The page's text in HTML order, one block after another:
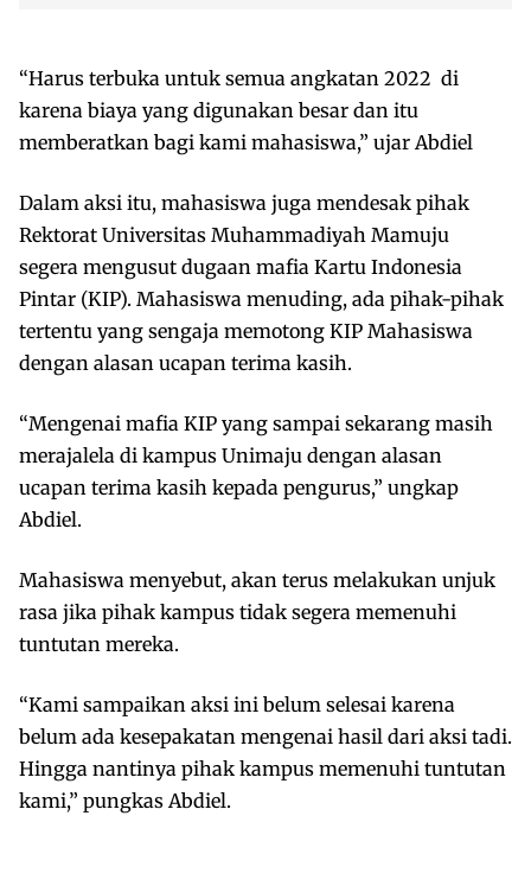
“Harus terbuka untuk semua angkatan 2022 di
karena biaya yang digunakan besar dan itu
memberatkan bagi kami mahasiswa,” ujar Abdiel
Dalam aksi itu, mahasiswa juga mendesak pihak
Rektorat Universitas Muhammadiyah Mamuju
segera mengusut dugaan mafia Kartu Indonesia
Pintar (KIP). Mahasiswa menuding, ada pihak-pihak
tertentu yang sengaja memotong KIP Mahasiswa
dengan alasan ucapan terima kasih.
“Mengenai mafia KIP yang sampai sekarang masih
merajalela di kampus Unimaju dengan alasan
ucapan terima kasih kepada pengurus,” ungkap
Abdiel.
Mahasiswa menyebut, akan terus melakukan unjuk
rasa jika pihak kampus tidak segera memenuhi
tuntutan mereka.
“Kami sampaikan aksi ini belum selesai karena
belum ada kesepakatan mengenai hasil dari aksi tadi.
Hingga nantinya pihak kampus memenuhi tuntutan
kami,” pungkas Abdiel.